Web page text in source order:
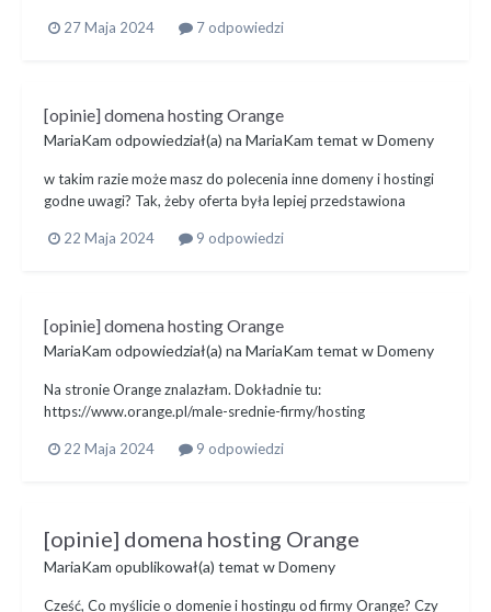
27 Maja 2024 7 odpowiedzi
[opinie] domena hosting Orange
MariaKam odpowiedział(a) na MariaKam temat wDomeny
w takim razie może masz do polecenia inne domeny i hostingi
godne uwagi? Tak, żeby oferta była lepiej przedstawiona
22 Maja 2024 9 odpowiedzi
[opinie] domena hosting Orange
MariaKam odpowiedział(a) na MariaKam temat wDomeny
Na stronie Orange znalazłam. Dokładnie tu:
https://www.orange.pl/male-srednie-firmy/hosting
22 Maja 2024 9 odpowiedzi
[opinie] domena hosting Orange
MariaKam opublikował(a) temat wDomeny
Cześć, Co myślicie o domenie i hostingu od firmy Orange? Czy